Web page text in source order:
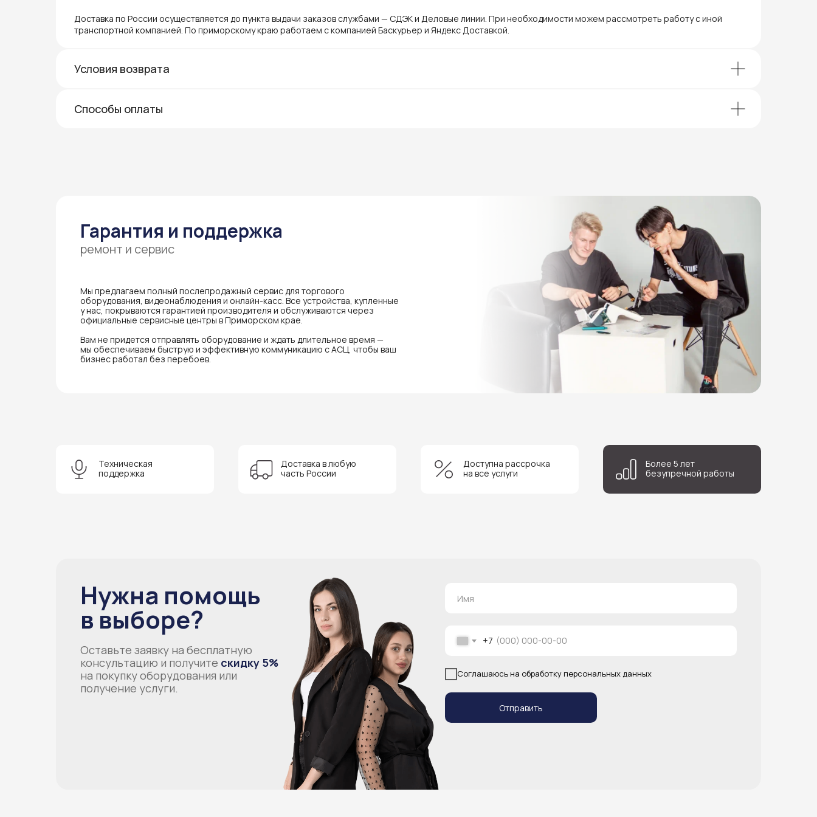
Доставка по России осуществляется до пункта выдачи заказов службами — СДЭК и Деловые линии. При необходимости можем рассмотреть работу с иной
транспортной компанией. По приморскому краю работаем с компанией Баскурьер и Яндекс Доставкой.
Условия возврата
Способы оплаты
Гарантия и поддержка
Мы предлагаем полный послепродажный сервис для торгового
оборудования, видеонаблюдения и онлайн-касс. Все устройства, купленные
у нас, покрываются гарантией производителя и обслуживаются через
официальные сервисные центры в Приморском крае.
Вам не придется отправлять оборудование и ждать длительное время —
мы обеспечиваем быструю и эффективную коммуникацию с АСЦ, чтобы ваш
бизнес работал без перебоев.
ремонт и сервис
Техническая
поддержка
Доставка в любую
часть России
Доступна рассрочка
на все услуги
Более 5 лет
безупречной работы
Нужна помощь
в выборе?
Оставьте заявку на бесплатную
консультацию и получите скидку 5%
на покупку оборудования или
получение услуги.
+7
Соглашаюсь на обработку персональных данных
Отправить